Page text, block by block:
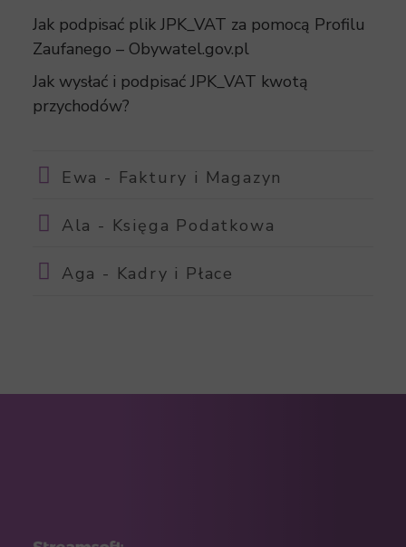
Jak podpisać plik JPK_VAT za pomocą Profilu
Zaufanego – Obywatel.gov.pl
Jak wysłać i podpisać JPK_VAT kwotą
przychodów?
Ewa - Faktury i Magazyn
Ala - Księga Podatkowa
Aga - Kadry i Płace